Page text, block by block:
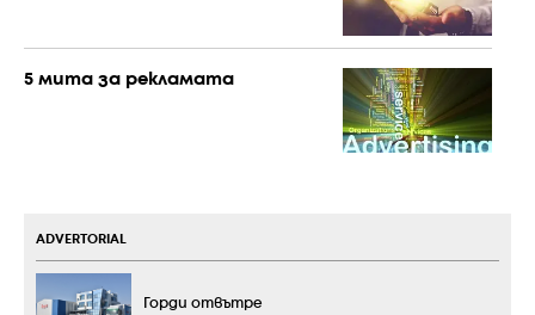
5 мита за рекламата
ADVERTORIAL
Горди отвътре